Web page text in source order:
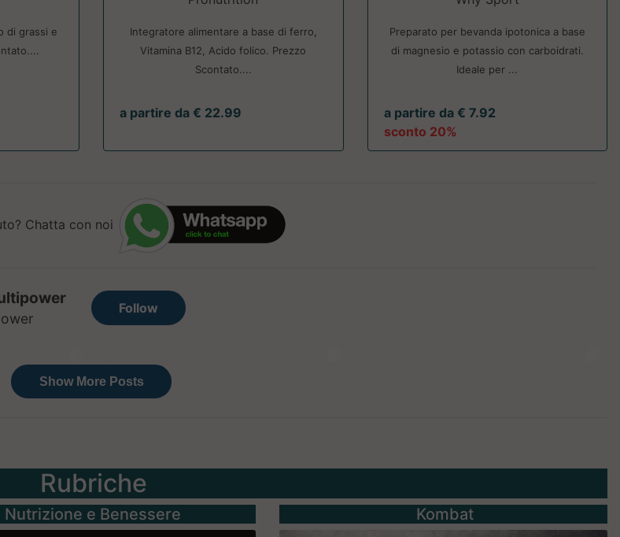
di grassi e
Integratore alimentare a base di ferro,
Vitamina B12, Acido folico. Prezzo
Scontato....
a partire da € 22.99
Preparato per bevanda ipotonica a base
di magnesio e potassio con carboidrati.
Ideale per ...
a partire da € 7.92
sconto 20%
Chatta con noi
Rubriche
Nutrizione e Benessere Kombat